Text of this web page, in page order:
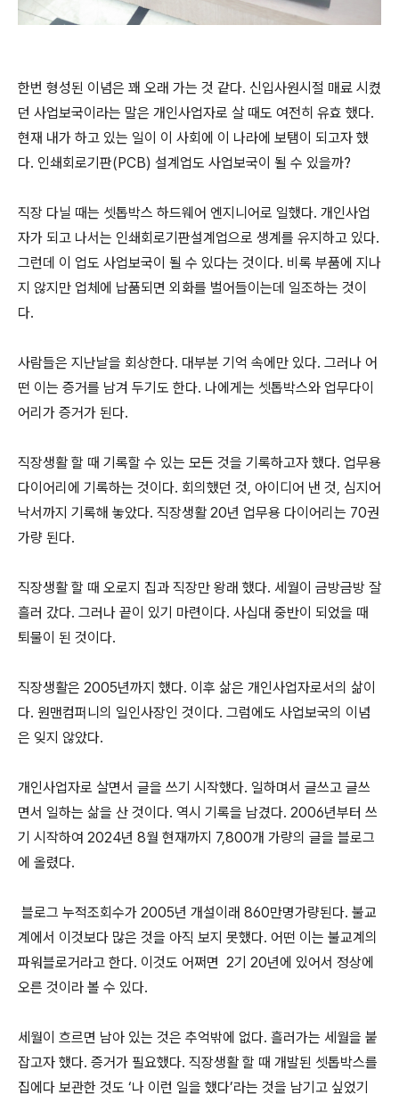
한번 형성된 이념은 꽤 오래 가는 것 같다. 신입사원시절 매료 시켰
던 사업보국이라는 말은 개인사업자로 살 때도 여전히 유효 했다.
현재 내가 하고 있는 일이 이 사회에 이 나라에 보탬이 되고자 했
다. 인쇄회로기판(PCB) 설계업도 사업보국이 될 수 있을까?
직장 다닐 때는 셋톱박스 하드웨어 엔지니어로 일했다. 개인사업
자가 되고 나서는 인쇄회로기판설계업으로 생계를 유지하고 있다.
그런데 이 업도 사업보국이 될 수 있다는 것이다. 비록 부품에 지나
지 않지만 업체에 납품되면 외화를 벌어들이는데 일조하는 것이
다.
사람들은 지난날을 회상한다. 대부분 기억 속에만 있다. 그러나 어
떤 이는 증거를 남겨 두기도 한다. 나에게는 셋톱박스와 업무다이
어리가 증거가 된다.
직장생활 할 때 기록할 수 있는 모든 것을 기록하고자 했다. 업무용
다이어리에 기록하는 것이다. 회의했던 것, 아이디어 낸 것, 심지어
낙서까지 기록해 놓았다. 직장생활 20년 업무용 다이어리는 70권
가량 된다.
직장생활 할 때 오로지 집과 직장만 왕래 했다. 세월이 금방금방 잘
흘러 갔다. 그러나 끝이 있기 마련이다. 사십대 중반이 되었을 때
퇴물이 된 것이다.
직장생활은 2005년까지 했다. 이후 삶은 개인사업자로서의 삶이
다. 원맨컴퍼니의 일인사장인 것이다. 그럼에도 사업보국의 이념
은 잊지 않았다.
개인사업자로 살면서 글을 쓰기 시작했다. 일하며서 글쓰고 글쓰
면서 일하는 삶을 산 것이다. 역시 기록을 남겼다. 2006년부터 쓰
기 시작하여 2024년 8월 현재까지 7,800개 가량의 글을 블로그
에 올렸다.
블로그 누적조회수가 2005년 개설이래 860만명가량된다. 불교
계에서 이것보다 많은 것을 아직 보지 못했다. 어떤 이는 불교계의
파워블로거라고 한다. 이것도 어쩌면 2기 20년에 있어서 정상에
오른 것이라 볼 수 있다.
세월이 흐르면 남아 있는 것은 추억밖에 없다. 흘러가는 세월을 붙
잡고자 했다. 증거가 필요했다. 직장생활 할 때 개발된 셋톱박스를
집에다 보관한 것도 ‘나 이런 일을 했다’라는 것을 남기고 싶었기